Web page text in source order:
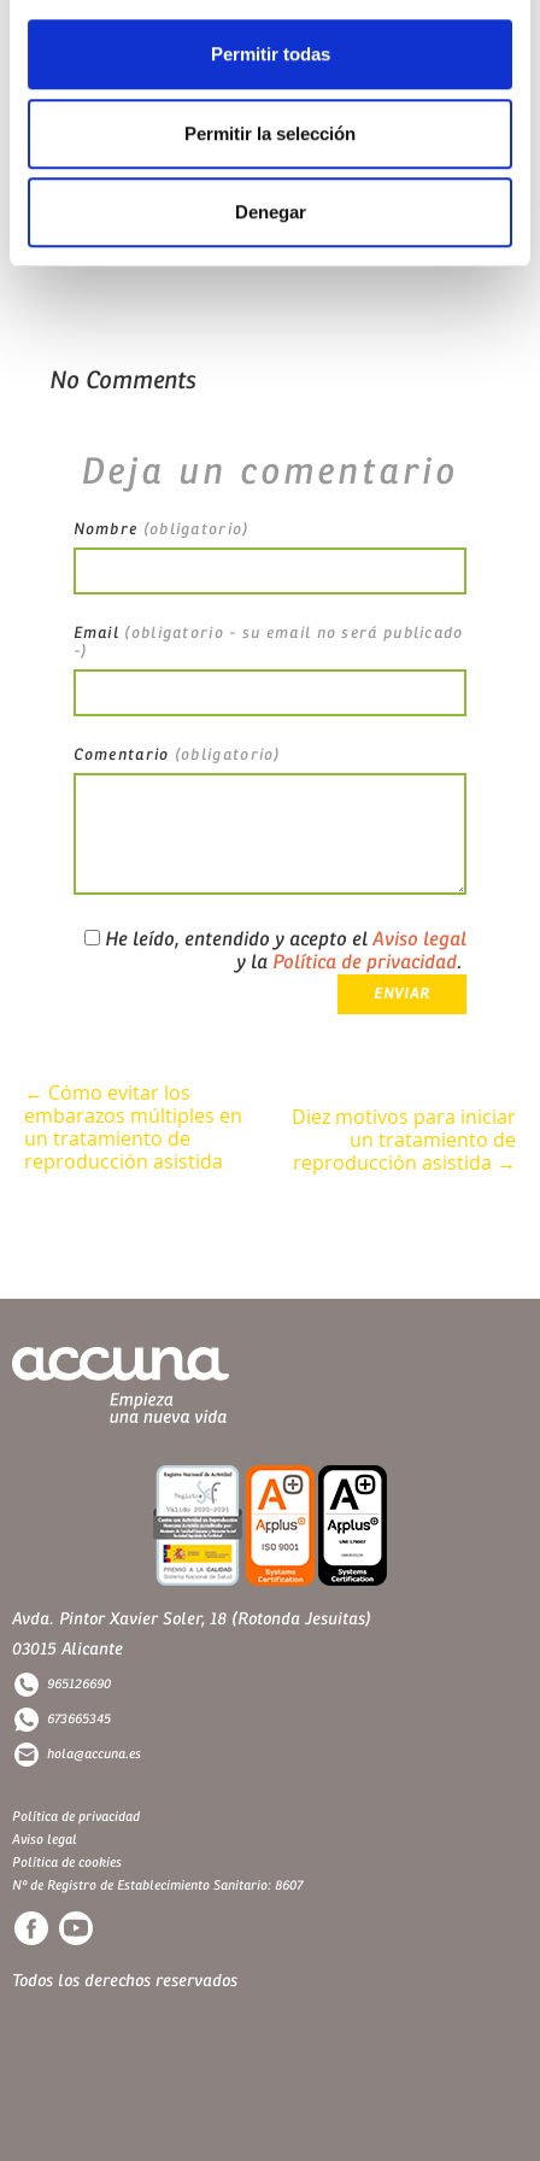
Permitir todas
Permitir la selección
Denegar
de enfermedades hereditarias, con
tratamientos que lo completan como el
(DGP).
fiv madres maternidad
vitrificación vitrificación de óvulos
No Comments
Deja un comentario
Nombre (obligatorio)
Email (obligatorio - su email no será publicado
-)
Comentario (obligatorio)
He leído, entendido y acepto elAviso legal
y la Política de privacidad.
← Cómo evitar los
embarazos múltiples en
un tratamiento de
reproducción asistida
Diez motivos para iniciar
un tratamiento de
reproducción asistida →
Avda. Pintor Xavier Soler, 18 (Rotonda Jesuitas)
03015 Alicante
965126690
673665345
hola@accuna.es
Política de privacidad
Aviso legal
Política de cookies
Nº de Registro de Establecimiento Sanitario: 8607
Todos los derechos reservados